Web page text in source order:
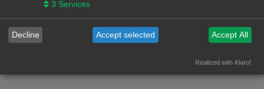
Privacy|Gebruikersvoorwaarden
3 Services
Decline Accept selected Accept All
Realized with Klaro!